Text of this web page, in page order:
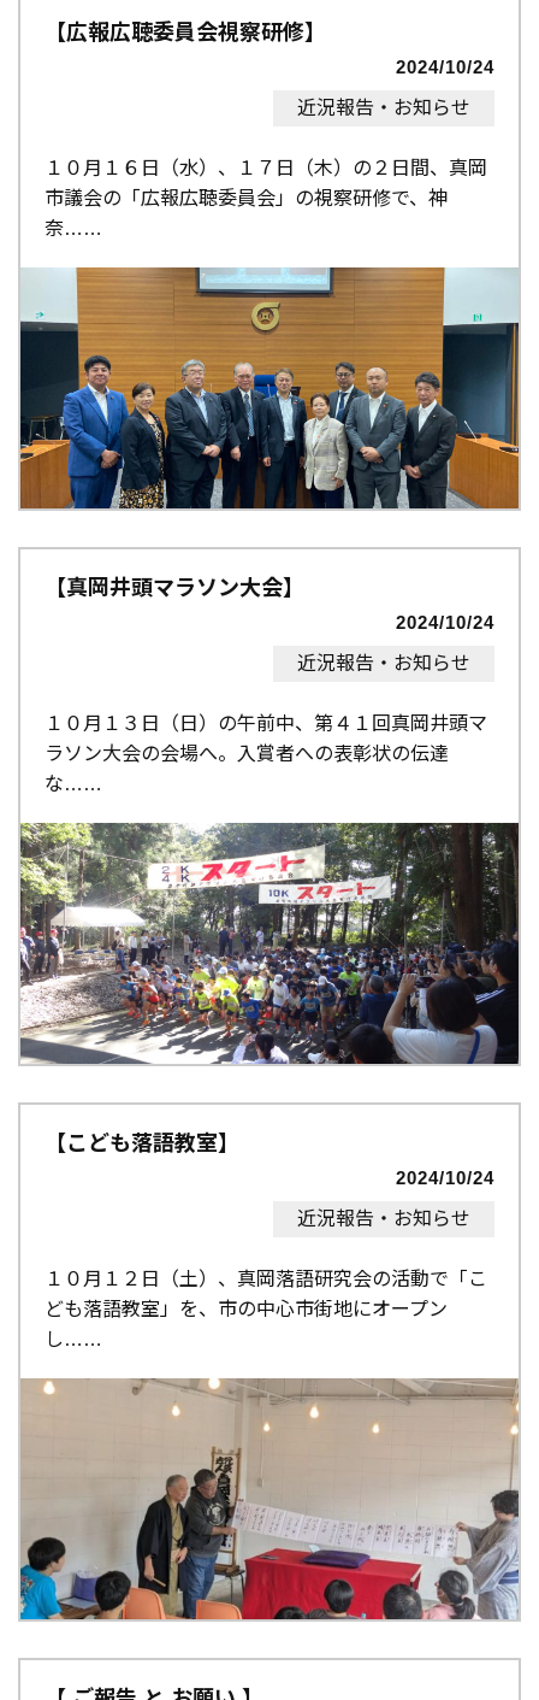
【広報広聴委員会視察研修】
2024/10/24
近況報告・お知らせ
１０月１６日（水）、１７日（木）の２日間、真岡
市議会の「広報広聴委員会」の視察研修で、神
奈…
【真岡井頭マラソン大会】
2024/10/24
近況報告・お知らせ
１０月１３日（日）の午前中、第４１回真岡井頭マ
ラソン大会の会場へ。入賞者への表彰状の伝達
な…
【こども落語教室】
2024/10/24
近況報告・お知らせ
１０月１２日（土）、真岡落語研究会の活動で「こ
ども落語教室」を、市の中心市街地にオープン
し…